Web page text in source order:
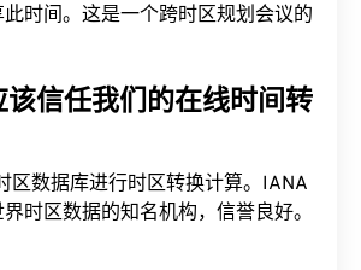
时间。这是一个跨时区规划会议的
该信任我们的在线时间转
区数据库进行时区转换计算。IANA
时区数据的知名机构，信誉良好。